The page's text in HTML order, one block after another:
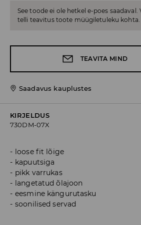
See toode ei ole hetkel e-poes saadaval.
telli teavitus toote müügiletuleku kohta.
TEAVITA MIND
Saadavus kauplustes
KIRJELDUS
730DM-07X
loose fit lõige
kapuutsiga
pikk varrukas
langetatud õlajoon
eesmine kängurutasku
soonilised servad